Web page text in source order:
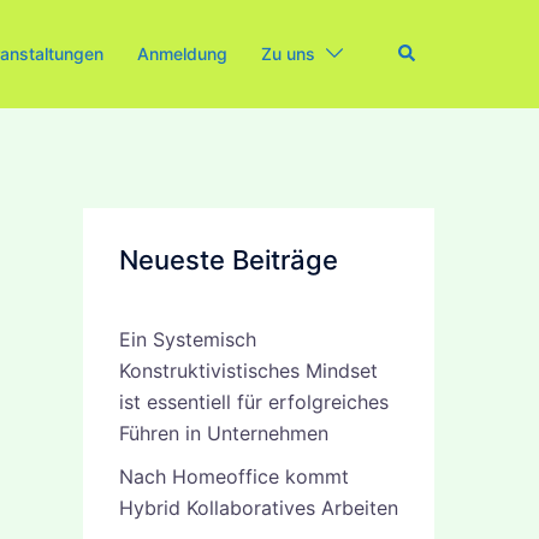
Anmeldung Zu uns Search
Neueste Beiträge
Ein Systemisch
Konstruktivistisches Mindset
ist essentiell für erfolgreiches
Führen in Unternehmen
Nach Homeoffice kommt
Hybrid Kollaboratives Arbeiten